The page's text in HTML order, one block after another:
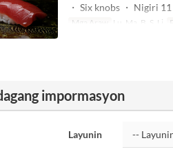
・ Six knobs ・ Nigiri
Mga Araw Lu, Ma, B, S, Li
impormasyon
Layunin